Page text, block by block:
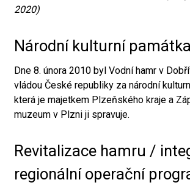
2020)
Národní kulturní památka
Dne 8. února 2010 byl Vodní hamr v
vládou České republiky za národní
která je majetkem Plzeňského kraje a
muzeum v Plzni ji spravuje.
Revitalizace hamru /
regionální operační